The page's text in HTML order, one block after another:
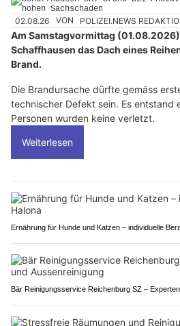
02.08.26 VON POLIZEI.NEWS
Am Samstagvormittag
Schaffhausen das Dach eines
Brand.
Die Brandursache dürfte gemäss
technischer Defekt sein. Es entstand
Personen wurden keine verletzt.
Weiterlesen
Ernährung für Hunde und Katzen – individuelle
Bär Reinigungsservice Reichenburg SZ –